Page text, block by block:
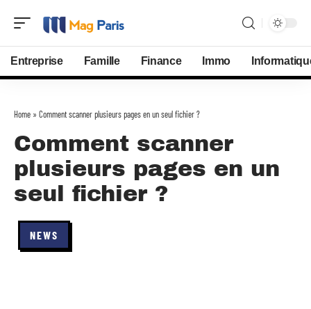
Entreprise Famille Finance Immo
Home » Comment scanner plusieurs pages en un seul fichier ?
Comment scanner
plusieurs pages en un
seul fichier ?
NEWS